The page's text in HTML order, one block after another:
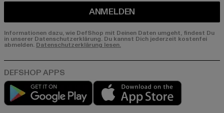
ANMELDEN
Informationen dazu, wie DefShop mit Deinen Daten umgeht, findest Du
in unserer Datenschutzerklärung. Du kannst Dich jederzeit kostenfei
abmelden. Datenschutzerklärung lesen.
Play market